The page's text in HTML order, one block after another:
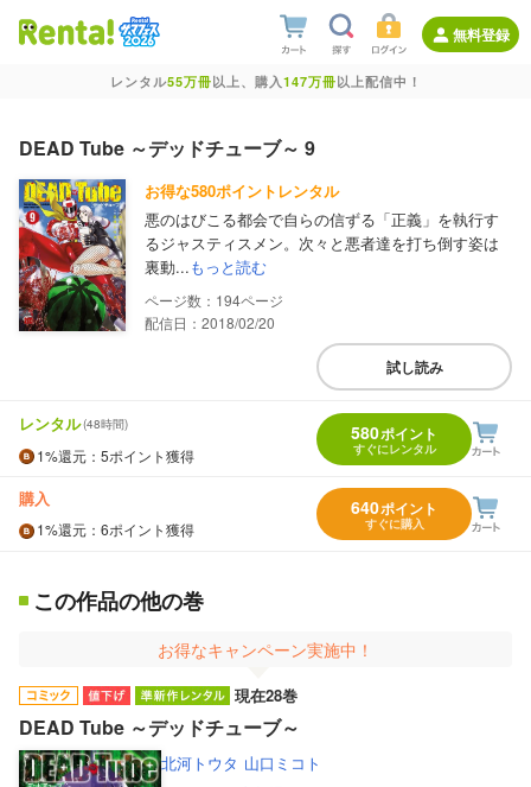
無料登録
レンタル55万冊以上、購入147万冊以上配信中！
DEAD Tube ～デッドチューブ～ 9
お得な580ポイントレンタル
悪のはびこる都会で自らの信ずる「正義」を執行す
るジャスティスメン。次々と悪者達を打ち倒す姿は
裏動...もっと読む
194
配信日：2018/02/20
試し読み
レンタル(48時間)
1%還元 ：5ポイント獲得
580ポイント
すぐにレンタル
購入
1%還元 ：6ポイント獲得
640ポイント
すぐに購入
この作品の他の巻
お得なキャンペーン実施中！
現在28巻
DEAD Tube ～デッドチューブ～
北河トウタ 山口ミコト